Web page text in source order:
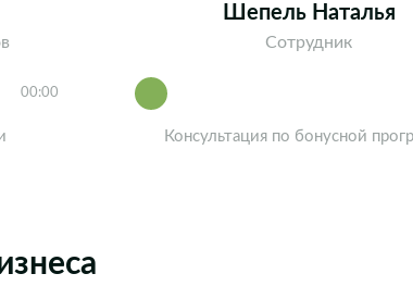
00:00
Шепель Наталья
Сотрудник
Консультация по бонусной